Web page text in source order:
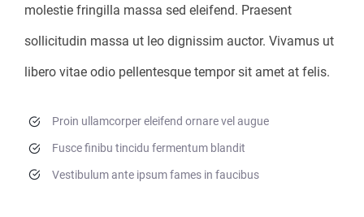
molestie fringilla massa sed eleifend. Praesent
sollicitudin massa ut leo dignissim auctor. Vivamus ut
libero vitae odio pellentesque tempor sit amet at felis.
Proin ullamcorper eleifend ornare vel augue
Fusce finibu tincidu fermentum blandit
Vestibulum ante ipsum fames in faucibus